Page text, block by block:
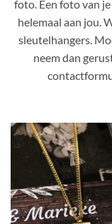
foto. Een foto van
helemaal aan jou.
sleutelhangers.
neem dan